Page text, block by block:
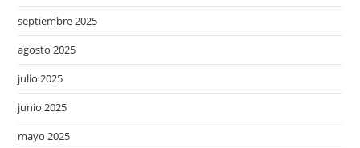
septiembre 2025
agosto 2025
julio 2025
junio 2025
mayo 2025